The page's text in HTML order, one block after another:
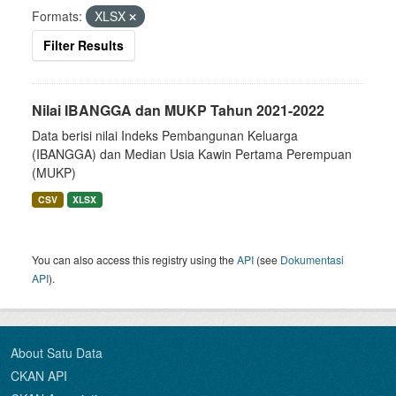
Formats:
XLSX
Filter Results
Nilai IBANGGA dan MUKP Tahun 2021-2022
Data berisi nilai Indeks Pembangunan Keluarga
(IBANGGA) dan Median Usia Kawin Pertama Perempuan
(MUKP)
CSV XLSX
You can also access this registry using theAPI (see Dokumentasi
API).
About Satu Data
CKAN API